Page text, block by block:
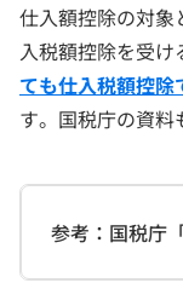
仕入額控除の対象
入税額控除を受
ても仕入税額控除
す。国税庁の資料
参考：国税庁